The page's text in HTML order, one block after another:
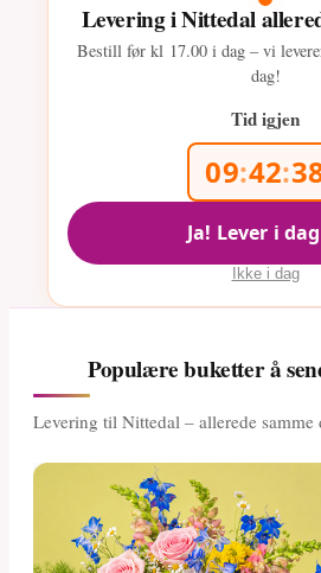
Levering i Nittedal
Bestill før kl 17.00i dag – vi
dag!
Tid igjen
09:42:
Ja! Lever i
Ikke i dag
Populære buketter å
Levering til Nittedal – allerede samme